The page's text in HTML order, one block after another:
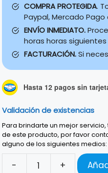
COMPRA PROTEGIDA.
Paypal, Mercado
ENVÍO INMEDIATO.
horas horas
FACTURACIÓN.Si
Hasta 12 pagos sin
Validación de existencias
Para brindarte un mejor
de este producto, por favor
alguno de los siguientes
- +